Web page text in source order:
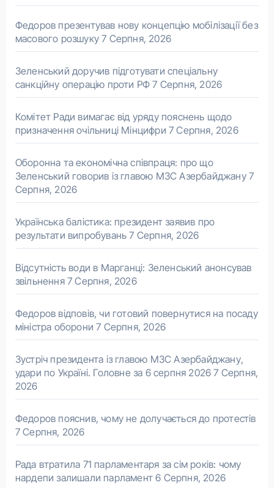
Федоров презентував нову концепцію мобілізації без
масового розшуку 7 Серпня, 2026
Зеленський доручив підготувати спеціальну
санкційну операцію проти РФ 7 Серпня, 2026
Комітет Ради вимагає від уряду пояснень щодо
призначення очільниці Мінцифри 7 Серпня, 2026
Оборонна та економічна співпраця: про що
Зеленський говорив із главою МЗС Азербайджану 7
Серпня, 2026
Українська балістика: президент заявив про
результати випробувань 7 Серпня, 2026
Відсутність води в Марганці: Зеленський анонсував
звільнення 7 Серпня, 2026
Федоров відповів, чи готовий повернутися на посаду
міністра оборони 7 Серпня, 2026
Зустріч президента із главою МЗС Азербайджану,
удари по Україні. Головне за 6 серпня 2026 7 Серпня,
2026
Федоров пояснив, чому не долучається до протестів
7 Серпня, 2026
Рада втратила 71 парламентаря за сім років: чому
нардепи залишали парламент 6 Серпня, 2026